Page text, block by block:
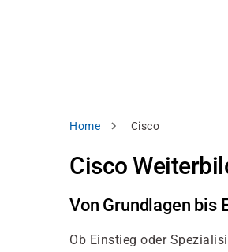
Pfadnavigation
Home Cisco
Cisco
Von Grundlagen bis
Ob Einstieg oder
akzeptieren